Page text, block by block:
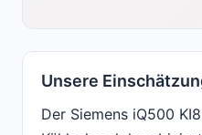
Unsere
Der Siemens iQ500